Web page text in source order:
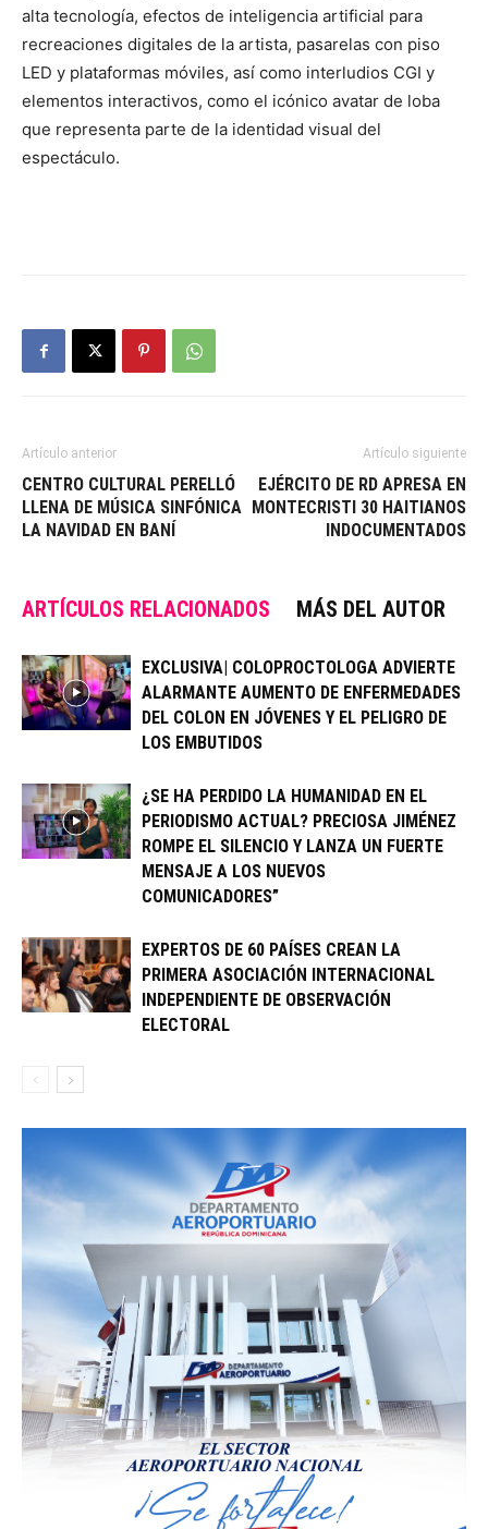
alta tecnología, efectos de inteligencia artificial para
recreaciones digitales de la artista, pasarelas con piso
LED y plataformas móviles, así como interludios CGI y
elementos interactivos, como el icónico avatar de loba
que representa parte de la identidad visual del
espectáculo.
Artículo anterior
CENTRO CULTURAL PERELLÓ
LLENA DE MÚSICA SINFÓNICA
LA NAVIDAD EN BANÍ
Artículo siguiente
EJÉRCITO DE RD APRESA EN
MONTECRISTI 30 HAITIANOS
INDOCUMENTADOS
ARTÍCULOS RELACIONADOS MÁS DEL AUTOR
EXCLUSIVA| COLOPROCTOLOGA ADVIERTE
ALARMANTE AUMENTO DE ENFERMEDADES
DEL COLON EN JÓVENES Y EL PELIGRO DE
LOS EMBUTIDOS
¿SE HA PERDIDO LA HUMANIDAD EN EL
PERIODISMO ACTUAL? PRECIOSA JIMÉNEZ
ROMPE EL SILENCIO Y LANZA UN FUERTE
MENSAJE A LOS NUEVOS
COMUNICADORES”
EXPERTOS DE 60 PAÍSES CREAN LA
PRIMERA ASOCIACIÓN INTERNACIONAL
INDEPENDIENTE DE OBSERVACIÓN
ELECTORAL